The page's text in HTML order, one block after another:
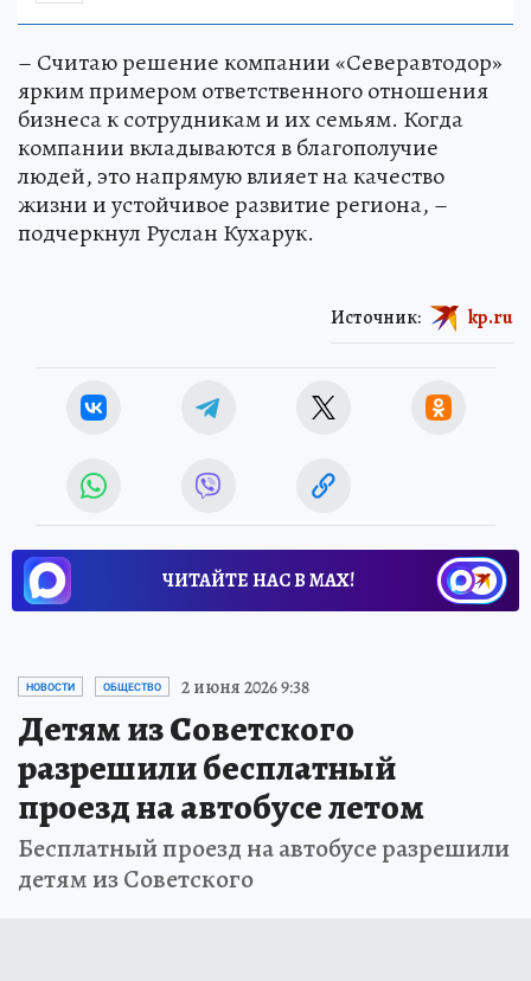
– Считаю решение компании «Северавтодор»
ярким примером ответственного отношения
бизнеса к сотрудникам и их семьям. Когда
компании вкладываются в благополучие
людей, это напрямую влияет на качество
жизни и устойчивое развитие региона, –
подчеркнул Руслан Кухарук.
Источник: kp.ru
ЧИТАЙТЕ НАС В МАХ!
НОВОСТИ ОБЩЕСТВО 2 июня 2026 9:38
Детям из Советского
разрешили бесплатный
проезд на автобусе летом
Бесплатный проезд на автобусе разрешили
детям из Советского